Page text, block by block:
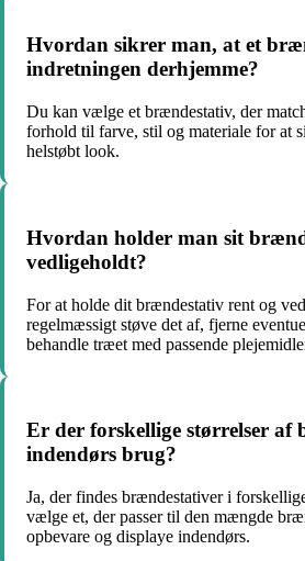
Hvordan sikrer man, at et
indretningen derhjemme?
Du kan vælge et brændestativ, der
forhold til farve, stil og materiale for at
helstøbt look.
Hvordan holder man sit
vedligeholdt?
For at holde dit brændestativ rent og
regelmæssigt støve det af, fjerne
behandle træet med passende
Er der forskellige størrelser af
indendørs brug?
Ja, der findes brændestativer i
vælge et, der passer til den mængde
opbevare og displaye indendørs.